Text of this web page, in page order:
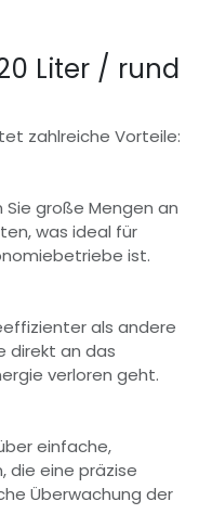
Liter / rund
zahlreiche Vorteile:
Sie große Mengen an
was ideal für
ist.
als andere
direkt an das
verloren geht.
einfache,
die eine präzise
Überwachung der